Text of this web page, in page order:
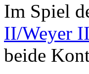
Im Spiel
II/Weyer
beide